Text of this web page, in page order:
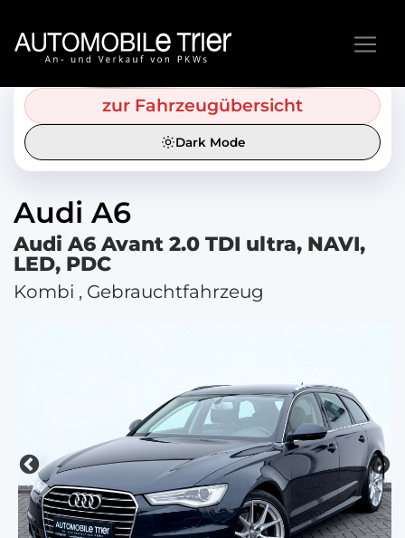
zur Fahrzeugübersicht
Dark Mode
Audi A6
Audi A6 Avant 2.0 TDI ultra, NAVI,
LED, PDC
Kombi , Gebrauchtfahrzeug